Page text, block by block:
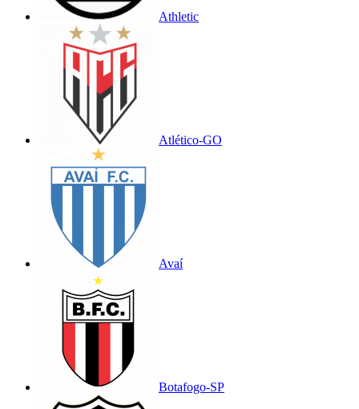
Athletic
Atlético-GO
Avaí
Botafogo-SP